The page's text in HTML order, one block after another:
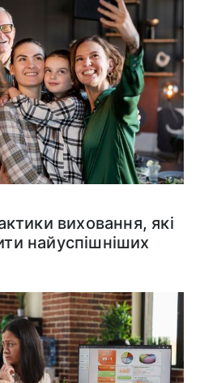
виховання, які
найуспішніших